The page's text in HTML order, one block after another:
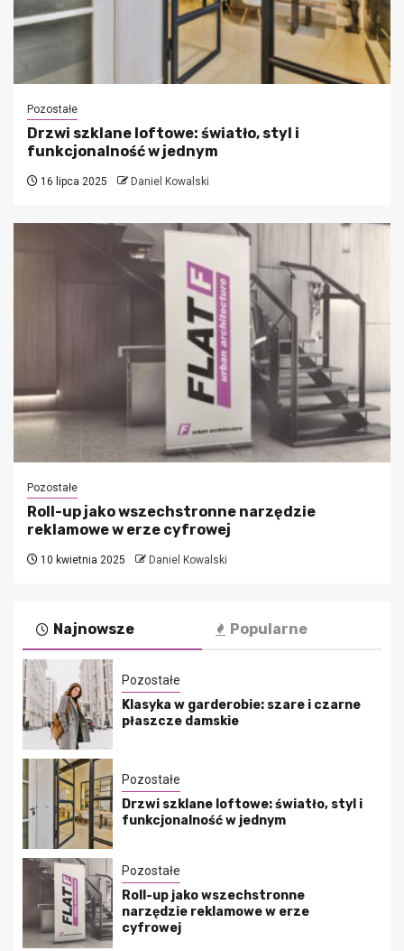
Pozostałe
Drzwi szklane loftowe: światło, styl i
funkcjonalność w jednym
16 lipca 2025 Daniel Kowalski
Pozostałe
Roll-up jako wszechstronne narzędzie
reklamowe w erze cyfrowej
10 kwietnia 2025 Daniel Kowalski
Najnowsze Popularne
Pozostałe
Klasyka w garderobie: szare i czarne
płaszcze damskie
Pozostałe
Drzwi szklane loftowe: światło, styl i
funkcjonalność w jednym
Pozostałe
Roll-up jako wszechstronne
narzędzie reklamowe w erze
cyfrowej